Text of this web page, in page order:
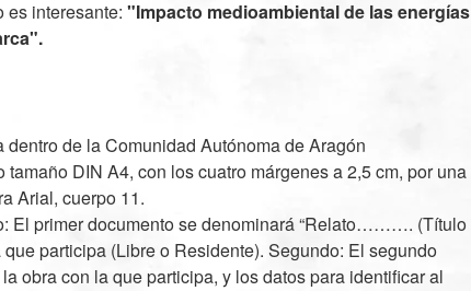
es interesante: "Impacto medioambiental de las energías
de la Comunidad Autónoma de Aragón
tamaño DIN A4, con los cuatro márgenes a 2,5 cm, por una
Arial, cuerpo 11.
El primer documento se denominará “Relato………. (Título
participa (Libre o Residente). Segundo: El segundo
obra con la que participa, y los datos para identificar al